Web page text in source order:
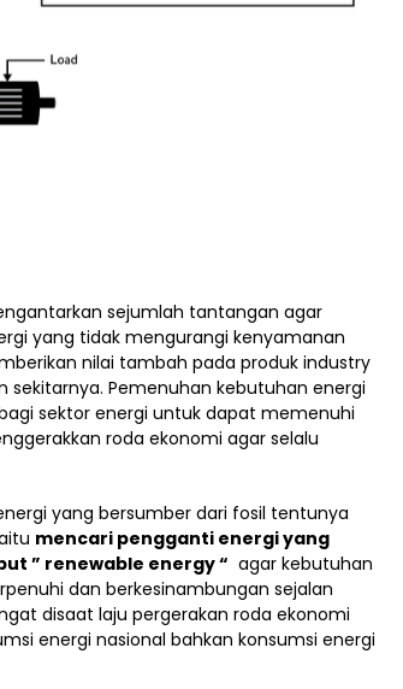
sejumlah tantangan agar
yang tidak mengurangi kenyamanan
nilai tambah pada produk industry
Pemenuhan kebutuhan energi
sektor energi untuk dapat memenuhi
roda ekonomi agar selalu
yang bersumber dari fosil tentunya
mencari pengganti energi yang
” renewable energy “ agar kebutuhan
dan berkesinambungan sejalan
disaat laju pergerakan roda ekonomi
energi nasional bahkan konsumsi energi